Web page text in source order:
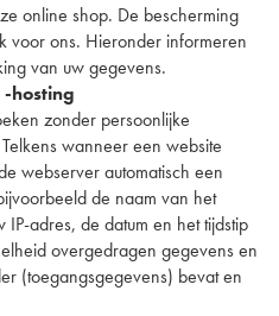
online shop. De bescherming
voor ons. Hieronder informeren
van uw gegevens.
hosting
zonder persoonlijke
wanneer een website
webserver automatisch een
de naam van het
adres, de datum en het tijdstip
overgedragen gegevens en
(toegangsgegevens) bevat en